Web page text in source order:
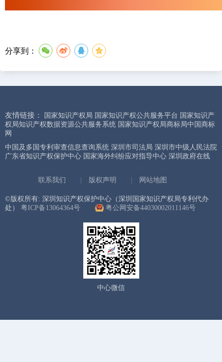
分享到：
友情链接： 国家知识产权局 国家知识产权公共服务平台 国家知识产
权局知识产权数据资源公共服务系统 国家知识产权局商标局中国商标
网
中国及多国专利审查信息查询系统 深圳市司法局 深圳市中级人民法院
广东省知识产权保护中心 国家海外纠纷应对指导中心 深圳政府在线
联系我们 版权声明 网站地图
©版权所有: 深圳知识产权保护中心（深圳国家知识产权局专利代办
处） 粤ICP备13064364号 粤公网安备44030002011146号
中心微信